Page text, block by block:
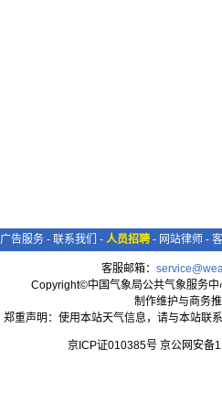
广告服务 - 联系我们 - 人员招聘 - 网站律师 -
客服邮箱：
Copyright©中国气象局公共气象服务
制作维护与商务
郑重声明：使用本站天气信息，请与本站联
京ICP证010385号 京公网安备